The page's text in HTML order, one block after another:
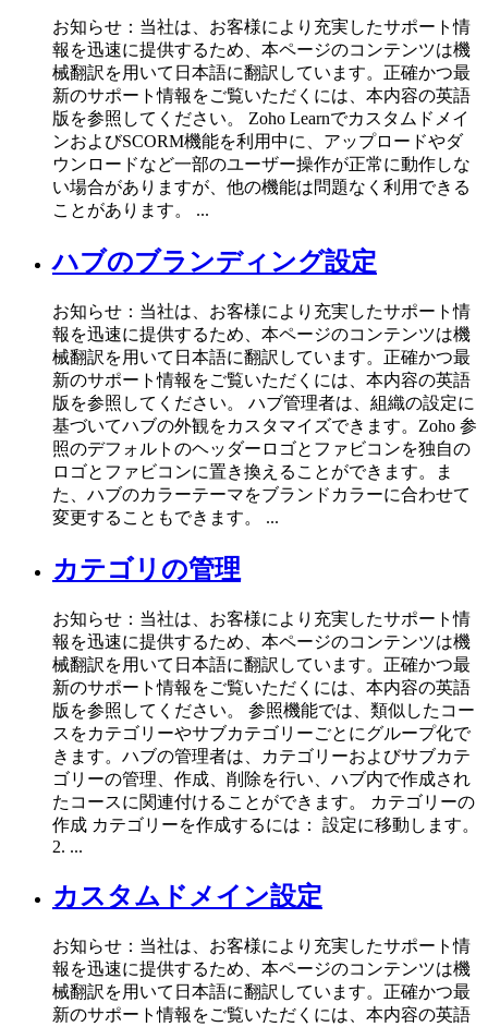
お知らせ：当社は、お客様により充実したサポート情
報を迅速に提供するため、本ページのコンテンツは機
械翻訳を用いて日本語に翻訳しています。正確かつ最
新のサポート情報をご覧いただくには、本内容の英語
版を参照してください。 Zoho Learnでカスタムドメイ
ンおよびSCORM機能を利用中に、アップロードやダ
ウンロードなど一部のユーザー操作が正常に動作しな
い場合がありますが、他の機能は問題なく利用できる
ことがあります。 ...
ハブのブランディング設定
お知らせ：当社は、お客様により充実したサポート情
報を迅速に提供するため、本ページのコンテンツは機
械翻訳を用いて日本語に翻訳しています。正確かつ最
新のサポート情報をご覧いただくには、本内容の英語
版を参照してください。 ハブ管理者は、組織の設定に
基づいてハブの外観をカスタマイズできます。Zoho 参
照のデフォルトのヘッダーロゴとファビコンを独自の
ロゴとファビコンに置き換えることができます。ま
た、ハブのカラーテーマをブランドカラーに合わせて
変更することもできます。 ...
カテゴリの管理
お知らせ：当社は、お客様により充実したサポート情
報を迅速に提供するため、本ページのコンテンツは機
械翻訳を用いて日本語に翻訳しています。正確かつ最
新のサポート情報をご覧いただくには、本内容の英語
版を参照してください。 参照機能では、類似したコー
スをカテゴリーやサブカテゴリーごとにグループ化で
きます。ハブの管理者は、カテゴリーおよびサブカテ
ゴリーの管理、作成、削除を行い、ハブ内で作成され
たコースに関連付けることができます。 カテゴリーの
作成 カテゴリーを作成するには： 設定に移動します。
2. ...
カスタムドメイン設定
お知らせ：当社は、お客様により充実したサポート情
報を迅速に提供するため、本ページのコンテンツは機
械翻訳を用いて日本語に翻訳しています。正確かつ最
新のサポート情報をご覧いただくには、本内容の英語